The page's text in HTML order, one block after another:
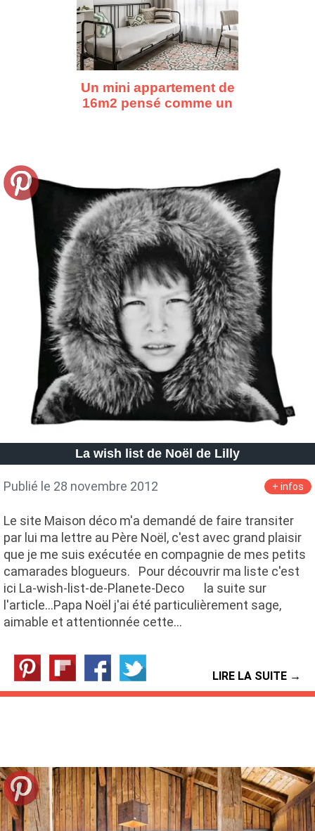
Un mini appartement de
16m2 pensé comme un
La wish list de Noël de Lilly
Publié le 28 novembre 2012 + infos
Le site Maison déco m'a demandé de faire transiter
par lui ma lettre au Père Noël, c'est avec grand plaisir
que je me suis exécutée en compagnie de mes petits
camarades blogueurs. Pour découvrir ma liste c'est
ici La-wish-list-de-Planete-Deco la suite sur
l'article...Papa Noël j'ai été particulièrement sage,
aimable et attentionnée cette…
LIRE LA SUITE →